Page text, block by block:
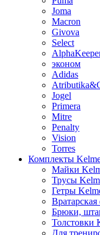
Joma
Macron
Givova
Select
эконом
Adidas
Jogel
Primera
Mitre
Penalty
Vision
Torres
Комплекты
Майки
Трусы
Гетры
Брюки,
Толстовки
Для